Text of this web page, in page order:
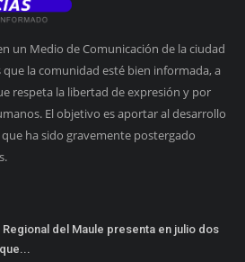
un Medio de Comunicación de la ciudad
la comunidad esté bien informada, a
respeta la libertad de expresión y por
El objetivo es aportar al desarrollo
ha sido gravemente postergado
Regional del Maule presenta en julio dos